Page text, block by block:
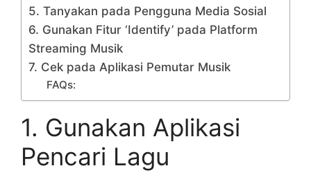
5. Tanyakan pada Pengguna Media Sosial
6. Gunakan Fitur ‘Identify’ pada Platform
Streaming Musik
7. Cek pada Aplikasi Pemutar Musik
FAQs:
1. Gunakan Aplikasi
Pencari Lagu